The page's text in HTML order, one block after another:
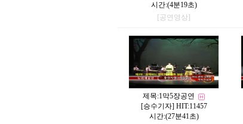
시간:(4분19초)
[공연영상]
제목:1막5장공연
[승수기자] HIT:11457
시간:(27분41초)